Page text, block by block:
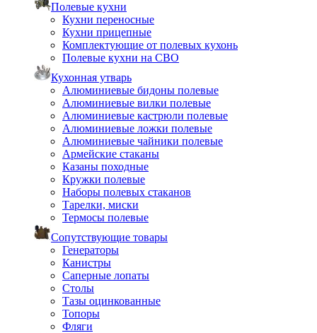
Полевые кухни
Кухни переносные
Кухни прицепные
Комплектующие от полевых кухонь
Полевые кухни на СВО
Кухонная утварь
Алюминиевые бидоны полевые
Алюминиевые вилки полевые
Алюминиевые кастрюли полевые
Алюминиевые ложки полевые
Алюминиевые чайники полевые
Армейские стаканы
Казаны походные
Кружки полевые
Наборы полевых стаканов
Тарелки, миски
Термосы полевые
Сопутствующие товары
Генераторы
Канистры
Саперные лопаты
Столы
Тазы оцинкованные
Топоры
Фляги